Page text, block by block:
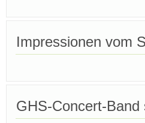
Impressionen vom
GHS-Concert-